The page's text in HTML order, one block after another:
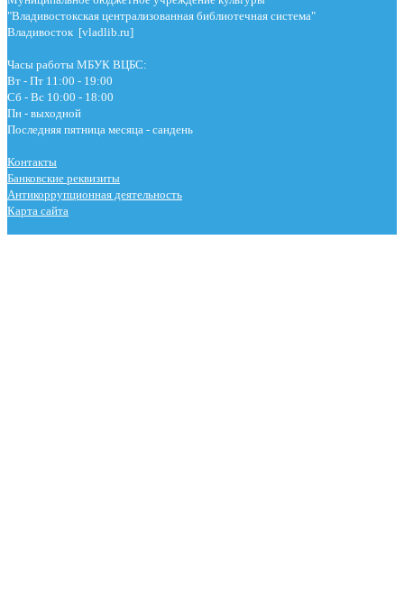
"Владивостокская централизованная библиотечная система"
Владивосток [vladlib.ru]
Часы работы МБУК ВЦБС:
Вт - Пт 11:00 - 19:00
Сб - Вс 10:00 - 18:00
Пн - выходной
Последняя пятница месяца - сандень
Контакты
Банковские реквизиты
Антикоррупционная деятельность
Карта сайта